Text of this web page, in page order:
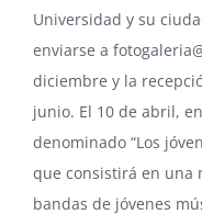
Universidad y su
enviarse a
diciembre y la
junio. El 10 de abril,
denominado “Los
que consistirá en una
bandas de jóvenes